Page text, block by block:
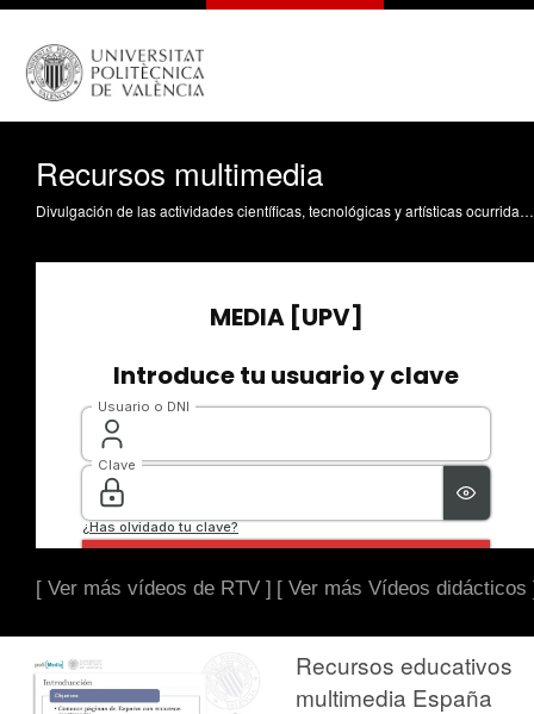
Recursos multimedia
Divulgación de las actividades científicas, tecnológicas y artísticas ocurridas en los tres campus de la UPV
[ Ver más vídeos de RTV ] [ Ver más Vídeos didácticos
Recursos educativos
multimedia España